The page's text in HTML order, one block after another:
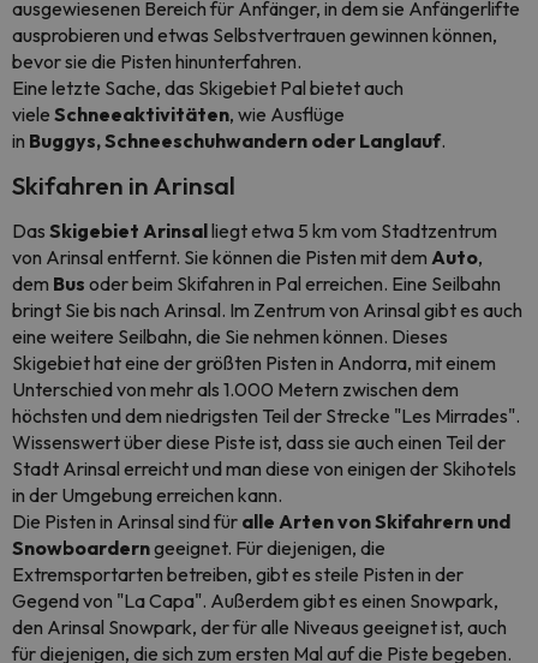
ausgewiesenen Bereich für Anfänger, in dem sie Anfängerlifte
ausprobieren und etwas Selbstvertrauen gewinnen können,
bevor sie die Pisten hinunterfahren.
Eine letzte Sache, das Skigebiet Pal bietet auch
viele Schneeaktivitäten, wie Ausflüge
in Buggys,Schneeschuhwandern oder Langlauf.
Skifahren in Arinsal
Das Skigebiet Arinsalliegt etwa 5 km vom Stadtzentrum
von Arinsal entfernt. Sie können die Pisten mit dem Auto,
dem Bus oder beim Skifahren in Pal erreichen. Eine Seilbahn
bringt Sie bis nach Arinsal. Im Zentrum von Arinsal gibt es auch
eine weitere Seilbahn, die Sie nehmen können. Dieses
Skigebiet hat eine der größten Pisten in Andorra, mit einem
Unterschied von mehr als 1.000 Metern zwischen dem
höchsten und dem niedrigsten Teil der Strecke "Les Mirrades".
Wissenswert über diese Piste ist, dass sie auch einen Teil der
Stadt Arinsal erreicht und man diese von einigen der Skihotels
in der Umgebung erreichen kann.
Die Pisten in Arinsal sind für alle Arten von Skifahrern und
Snowboarderngeeignet. Für diejenigen, die
Extremsportarten betreiben, gibt es steile Pisten in der
Gegend von "La Capa". Außerdem gibt es einen Snowpark,
den Arinsal Snowpark, der für alle Niveaus geeignet ist, auch
für diejenigen, die sich zum ersten Mal auf die Piste begeben.